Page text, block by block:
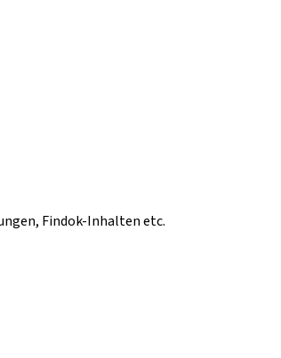
Findok-Inhalten etc.